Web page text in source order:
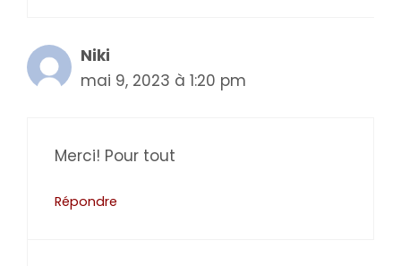
Niki
mai 9, 2023 à 1:20 pm
Merci! Pour tout
Répondre